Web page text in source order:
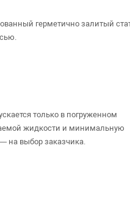
герметично залитый
только в погруженном
жидкости и минимальную
на выбор заказчика.